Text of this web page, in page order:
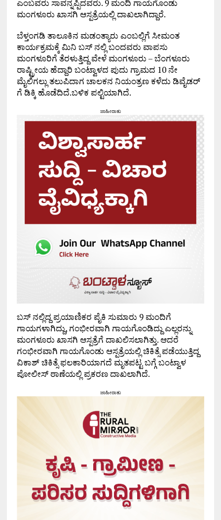
ಎಂಬವರು ಸಾವನ್ನಪ್ಪಿದವರು. 9 ಮಂದಿ ಗಾಯಗೊಂಡು
ಮಂಗಳೂರು ಖಾಸಗಿ ಆಸ್ಪತ್ರೆಯಲ್ಲಿ ದಾಖಲಾಗಿದ್ದಾರೆ.
ಬೆಳ್ತಂಗಡಿ ತಾಲೂಕಿನ ಮಡಂತ್ಯಾರು ಎಂಬಲ್ಲಿಗೆ ಸೀಮಂತ
ಕಾರ್ಯಕ್ರಮಕ್ಕೆ ಮಿನಿ ಬಸ್ ನಲ್ಲಿ ಬಂದವರು ವಾಪಸು
ಮಂಗಳೂರಿಗೆ ತೆರಳುತ್ತಿದ್ದ ವೇಳೆ ಮಂಗಳೂರು – ಬೆಂಗಳೂರು
ರಾಷ್ಟ್ರೀಯ ಹೆದ್ದಾರಿ ಬಂಟ್ವಾಳದ ಪುದು ಗ್ರಾಮದ 10 ನೇ
ಮೈಲಿಗಲ್ಲು ತಲುಪಿದಾಗ ಚಾಲಕನ ನಿಯಂತ್ರಣ ಕಳೆದು ಡಿವೈಡರ್
ಗೆ ಡಿಕ್ಕಿ ಹೊಡೆದಿದೆ.ಬಳಿಕ ಪಲ್ಟಿಯಾಗಿದೆ.
ಜಾಹೀರಾತು
ಬಸ್ ನಲ್ಲಿದ್ದ ಪ್ರಯಾಣಿಕರ ಪೈಕಿ ಸುಮಾರು 9 ಮಂದಿಗೆ
ಗಾಯಗಳಾಗಿದ್ದು, ಗಂಭೀರವಾಗಿ ಗಾಯಗೊಂಡಿದ್ದು ಎಲ್ಲರನ್ನು
ಮಂಗಳೂರು ಖಾಸಗಿ ಆಸ್ಪತ್ರೆಗೆ ದಾಖಲಿಸಲಾಗಿತ್ತು. ಆದರೆ
ಗಂಭೀರವಾಗಿ ಗಾಯಗೊಂಡು ಆಸ್ಪತ್ರೆಯಲ್ಲಿ ಚಿಕಿತ್ಸೆ ಪಡೆಯುತ್ತಿದ್ದ
ವಿಕಾಶ್ ಚಿಕಿತ್ಸೆ ಫಲಕಾರಿಯಾಗದೆ ಮೃತಪಟ್ಟ ಬಗ್ಗೆ ಬಂಟ್ವಾಳ
ಪೋಲೀಸ್ ಠಾಣೆಯಲ್ಲಿ ಪ್ರಕರಣ ದಾಖಲಾಗಿದೆ.
ಜಾಹೀರಾತು